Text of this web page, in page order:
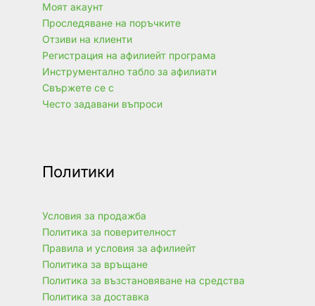
Моят акаунт
Проследяване на поръчките
Отзиви на клиенти
Регистрация на афилиейт програма
Инструментално табло за афилиати
Свържете се с
Често задавани въпроси
Политики
Условия за продажба
Политика за поверителност
Правила и условия за афилиейт
Политика за връщане
Политика за възстановяване на средства
Политика за доставка